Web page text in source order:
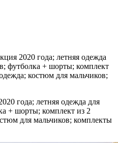
2020 года; летняя одежда
футболка + шорты; комплект
костюм для мальчиков;
года; летняя одежда для
+ шорты; комплект из 2
для мальчиков; комплекты